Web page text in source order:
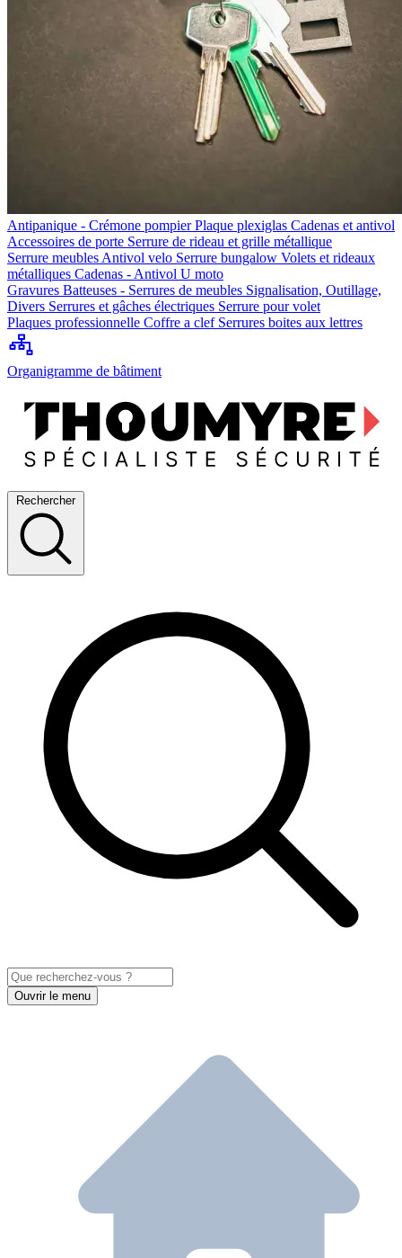
Antipanique - Crémone pompierPlaque plexiglas Cadenas et antivol
Accessoires de porte Serrure de rideau et grille métallique
Serrure meubles Antivol velo Serrure bungalow Volets et rideaux
métalliques Cadenas - Antivol U moto
Gravures Batteuses - Serrures de meubles Signalisation, Outillage,
Divers Serrures et gâches électriques Serrure pour volet
Plaques professionnelle Coffre a clef Serrures boites aux lettres
Organigramme de bâtiment
Rechercher
Ouvrir le menu